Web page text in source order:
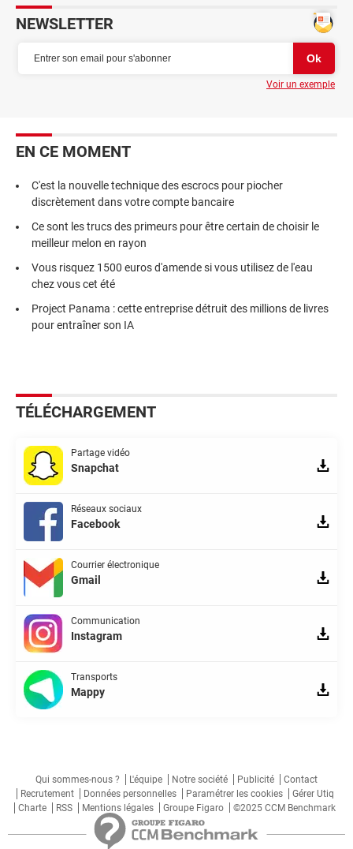
NEWSLETTER
Voir un exemple
EN CE MOMENT
C'est la nouvelle technique des escrocs pour piocher
discrètement dans votre compte bancaire
Ce sont les trucs des primeurs pour être certain de choisir le
meilleur melon en rayon
Vous risquez 1500 euros d'amende si vous utilisez de l'eau
chez vous cet été
Project Panama : cette entreprise détruit des millions de livres
pour entraîner son IA
TÉLÉCHARGEMENT
Partage vidéo
Snapchat
Réseaux sociaux
Facebook
Courrier électronique
Gmail
Communication
Instagram
Transports
Mappy
Qui sommes-nous ? L'équipe Notre société Publicité
Contact
Recrutement
Données personnelles Paramétrer les cookies
Gérer Utiq
Charte
RSS Mentions légales Groupe Figaro ©2025 CCM Benchmark